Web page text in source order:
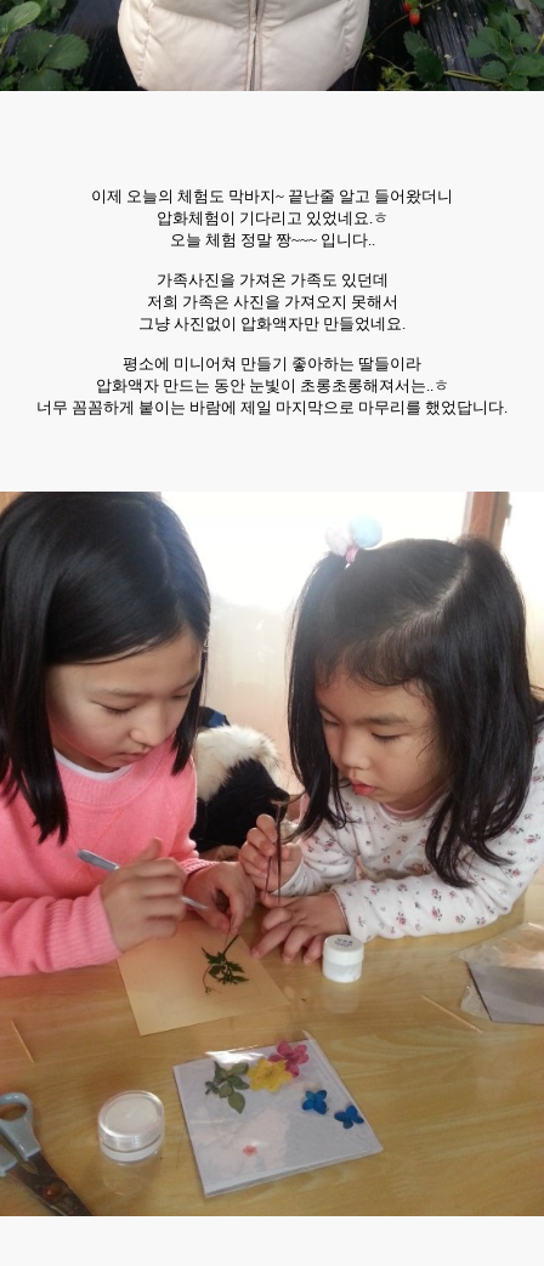
이제 오늘의 체험도 막바지~ 끝난줄 알고 들어왔더니
압화체험이 기다리고 있었네요.ㅎ
오늘 체험 정말 짱~~~ 입 니다..
가족사진을 가져온 가족도 있던데
저희 가족은 사진을 가져오지 못해서
그냥 사진없이 압화액자만 만들었네요.
평소에 미니어쳐 만들기 좋아하는 딸들이라
압화액자 만드는 동안 눈빛이 초롱초롱해져서는..ㅎ
너무 꼼꼼하게 붙이는 바람에 제일 마지막으로 마무리를 했었답니다.